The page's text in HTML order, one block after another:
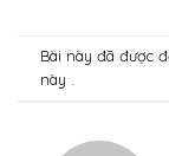
Bài này đã được
này .